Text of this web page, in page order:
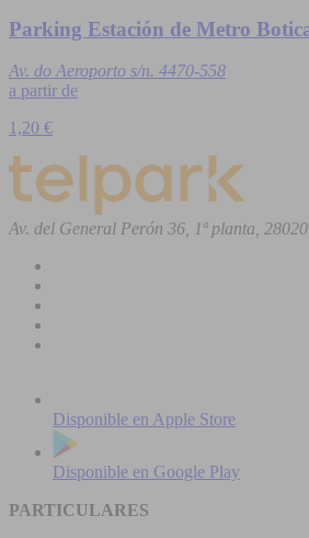
Parking Estación de Metro
Av. do Aeroporto s/n. 4470-558
a partir de
1,20 €
Av. del General Perón 36, 1ª planta,
Disponible en Apple Store
Disponible en Google Play
PARTICULARES